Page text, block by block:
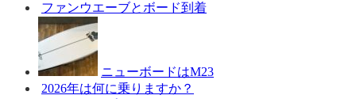
ファンウエーブとボード到着
ニューボードはM23
2026年は何に乗りますか？